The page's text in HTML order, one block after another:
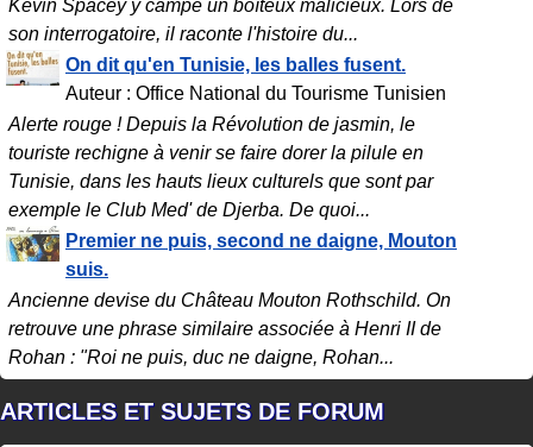
Kevin Spacey y campe un boîteux malicieux. Lors de
son interrogatoire, il raconte l'histoire du...
On dit qu'en Tunisie, les balles fusent.
Auteur : Office National du Tourisme Tunisien
Alerte rouge ! Depuis la Révolution de jasmin, le
touriste rechigne à venir se faire dorer la pilule en
Tunisie, dans les hauts lieux culturels que sont par
exemple le Club Med' de Djerba. De quoi...
Premier ne puis, second ne daigne, Mouton
suis.
Ancienne devise du Château Mouton Rothschild. On
retrouve une phrase similaire associée à Henri II de
Rohan : "Roi ne puis, duc ne daigne, Rohan...
ARTICLES ET SUJETS DE FORUM